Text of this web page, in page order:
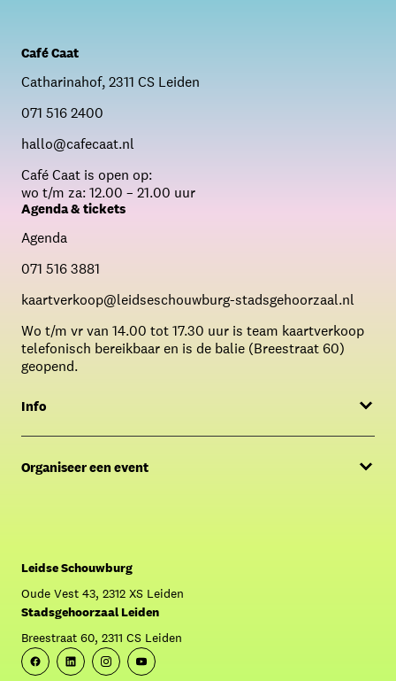
Café Caat
Catharinahof, 2311 CS Leiden
071 516 2400
hallo@cafecaat.nl
Café Caat is open op:
wo t/m za: 12.00 – 21.00 uur
Agenda & tickets
Agenda
071 516 3881
kaartverkoop@leidseschouwburg-stadsgehoorzaal.nl
Wo t/m vr van 14.00 tot 17.30 uur is team kaartverkoop
telefonisch bereikbaar en is de balie (Breestraat 60)
geopend.
Info
FAQ
Organiseer een event
Leidse Schouwburg
Oude Vest 43, 2312 XS Leiden
Stadsgehoorzaal Leiden
Breestraat 60, 2311 CS Leiden
FacebookLinkedinInstagramYoutube